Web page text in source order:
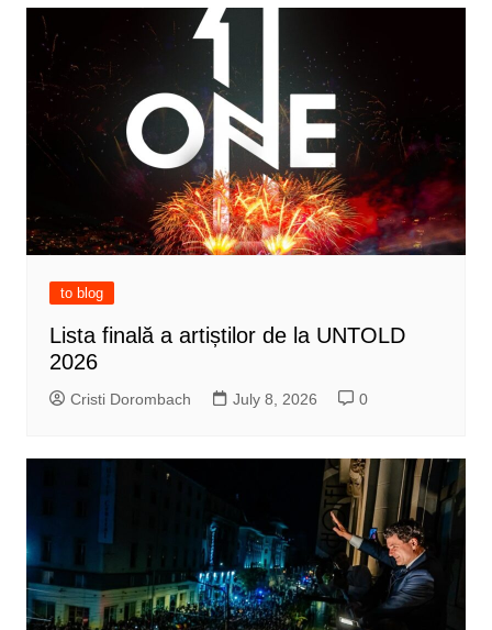
to blog
Lista finală a artiștilor de la UNTOLD
2026
Cristi Dorombach July 8, 2026 0